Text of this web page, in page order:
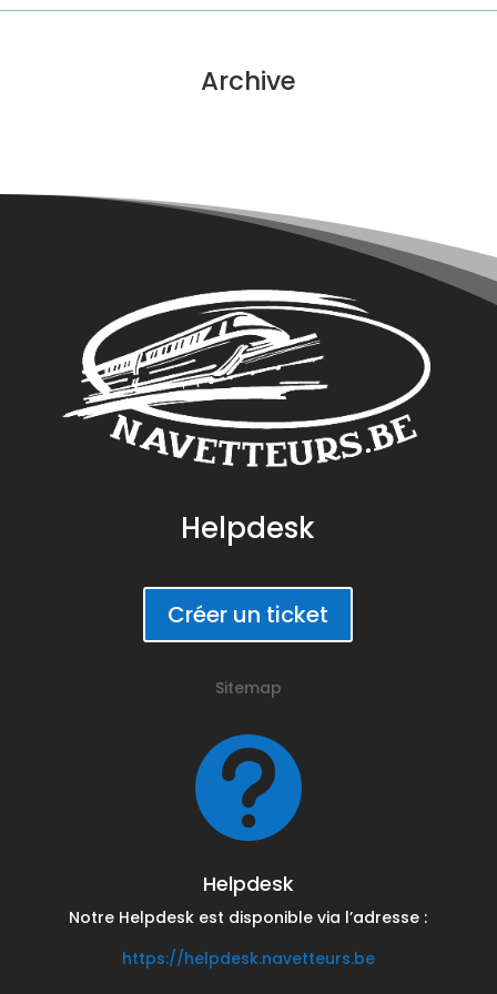
Archive
Helpdesk
Créer un ticket
Sitemap

Helpdesk
Notre Helpdesk est disponible via l’adresse :
https://helpdesk.navetteurs.be